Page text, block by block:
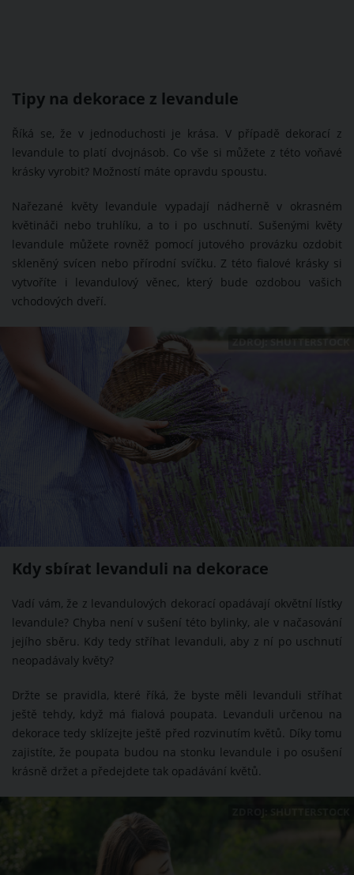
Tipy na dekorace z levandule
Říká se, že v jednoduchosti je krása. V případě dekorací z
levandule to platí dvojnásob. Co vše si můžete z této voňavé
krásky vyrobit? Možností máte opravdu spoustu.
Nařezané květy levandule vypadají nádherně v okrasném
květináči nebo truhlíku, a to i po uschnutí. Sušenými květy
levandule můžete rovněž pomocí jutového provázku ozdobit
skleněný svícen nebo přírodní svíčku. Z této fialové krásky si
vytvoříte i levandulový věnec, který bude ozdobou vašich
vchodových dveří.
ZDROJ: SHUTTERSTOCK
Kdy sbírat levanduli na dekorace
Vadí vám, že z levandulových dekorací opadávají okvětní lístky
levandule? Chyba není v sušení této bylinky, ale v načasování
jejího sběru. Kdy tedy stříhat levanduli, aby z ní po uschnutí
neopadávaly květy?
Držte se pravidla, které říká, že byste měli levanduli stříhat
ještě tehdy, když má fialová poupata. Levanduli určenou na
dekorace tedy sklízejte ještě před rozvinutím květů. Díky tomu
zajistíte, že poupata budou na stonku levandule i po osušení
krásně držet a předejdete tak opadávání květů.